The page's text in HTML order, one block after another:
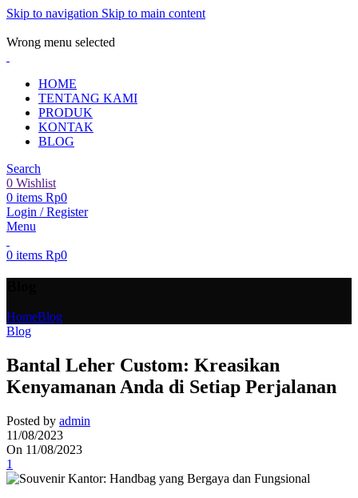
Skip to navigation Skip to main content
Wrong menu selected
HOME
TENTANG KAMI
PRODUK
KONTAK
BLOG
Search
0 Wishlist
0 items Rp0
Login / Register
Menu
0 items Rp0
HomeBlog
Blog
Bantal Leher Custom: Kreasikan
Kenyamanan Anda di Setiap Perjalanan
Posted by admin
11/08/2023
On 11/08/2023
1